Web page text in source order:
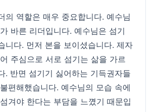
의 역할은 매우 중요합니다. 예수님
바른 리더입니다. 예수님은 섬기
니다. 먼저 본을 보이셨습니다. 제자
주심으로 서로 섬기는 삶을 가르
. 반면 섬기기 싫어하는 기득권자들
편해했습니다. 예수님의 모습 속에
겨야 한다는 부담을 느꼈기 때문입